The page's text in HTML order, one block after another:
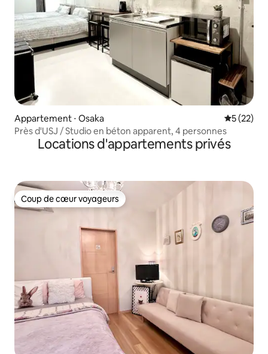
Appartement ⋅ Osaka
5 (22)
Près d'USJ / Studio en béton apparent, 4 personnes
Locations d'appartements privés
Coup de cœur voyageurs
Coup de cœur voyageurs